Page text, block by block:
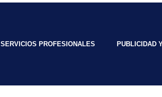
SERVICIOS PROFESIONALES PUBLICIDAD